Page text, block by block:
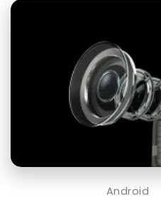
Android